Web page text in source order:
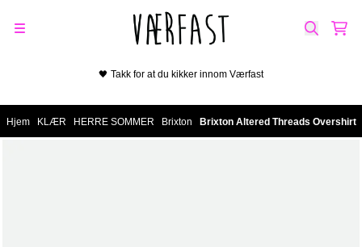
🖤 Takk for at du kikker innom Værfast
Hjem KLÆR HERRE SOMMER Brixton Brixton Altered Threads Overshirt